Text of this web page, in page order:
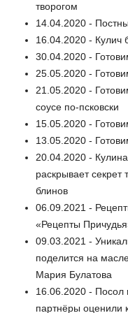
творогом
14.04.2020 -
16.04.2020 - Кулич
30.04.2020 -
25.05.2020 -
21.05.2020 -
соусе по-псковски
15.05.2020 -
13.05.2020 -
20.04.2020 -
раскрывает секрет
блинов
06.09.2021 -
«Рецепты
09.03.2021 -
поделится на
Мария Булатова
16.06.2020 - Посол
партнёры оценили